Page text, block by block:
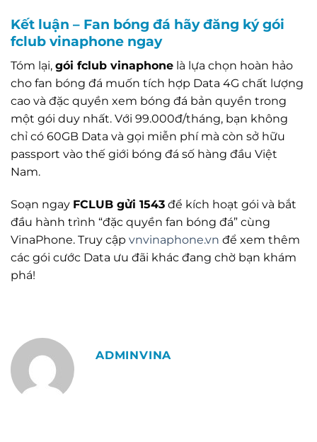
Kết luận – Fan bóng đá hãy đăng ký gói
fclub vinaphone ngay
Tóm lại, gói fclub vinaphone là lựa chọn hoàn hảo
cho fan bóng đá muốn tích hợp Data 4G chất lượng
cao và đặc quyền xem bóng đá bản quyền trong
một gói duy nhất. Với 99.000đ/tháng, bạn không
chỉ có 60GB Data và gọi miễn phí mà còn sở hữu
passport vào thế giới bóng đá số hàng đầu Việt
Nam.
Soạn ngay FCLUB gửi 1543 để kích hoạt gói và bắt
đầu hành trình “đặc quyền fan bóng đá” cùng
VinaPhone. Truy cập vnvinaphone.vn để xem thêm
các gói cước Data ưu đãi khác đang chờ bạn khám
phá!
ADMINVINA